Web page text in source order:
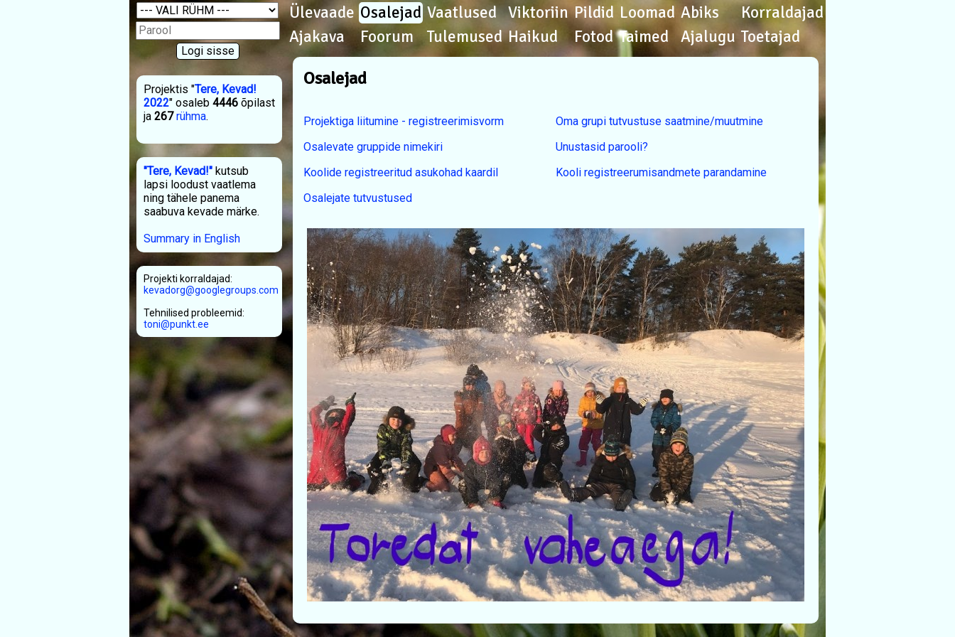
Projektis "Tere, Kevad!
2022" osaleb 4446 õpilast
ja 267 rühma.
"Tere, Kevad!" kutsub
lapsi loodust vaatlema
ning tähele panema
saabuva kevade märke.
Summary in English
Projekti korraldajad:
kevadorg@googlegroups.com
Tehnilised probleemid:
toni@punkt.ee
Ülevaade Osalejad Vaatlused Viktoriin Pildid Loomad Abiks
Korraldajad
Ajakava
Foorum Tulemused Haikud Fotod Taimed Ajalugu Toetajad
Osalejad
Projektiga liitumine - registreerimisvorm
Osalevate gruppide nimekiri
Koolide registreeritud asukohad kaardil
Osalejate tutvustused
Oma grupi tutvustuse saatmine/muutmine
Unustasid parooli?
Kooli registreerumisandmete parandamine